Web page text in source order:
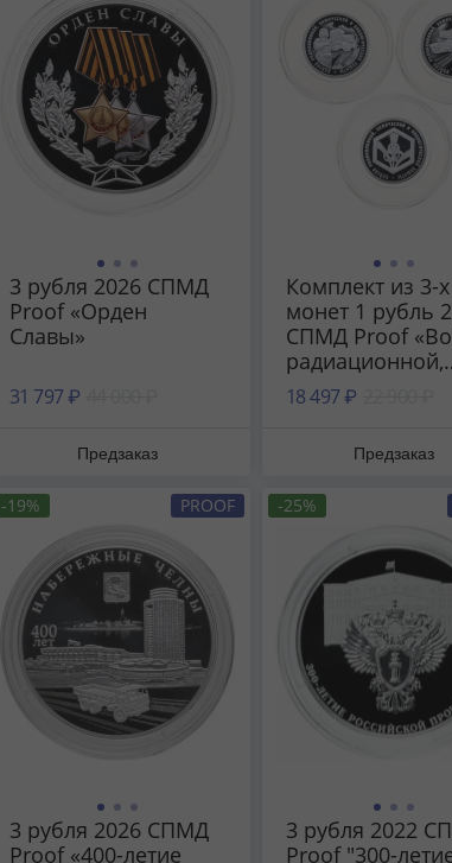
3 рубля 2026 СПМД
Proof «Орден
Славы»
31 797 ₽
Предзаказ
Комплект из 3-х
монет 1 рубль
СПМД Proof
радиационной,
химической и
биологической
18 497 ₽
Предзаказ
-19% PROOF
3 рубля 2026 СПМД
Proof «400-летие
-25%
3 рубля 2022
Proof "300-